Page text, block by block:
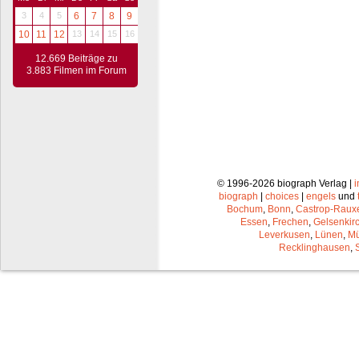
3
4 5 6 7 8
9
10
11 12 13 14 15 16
12.669 Beiträge zu
3.883 Filmen im Forum
© 1996-2026 biograph Verlag |
biograph
choices engels und
Bochum, Bonn, Castrop-
Essen, Frechen,
Leverkusen, Lünen,
Recklinghausen,